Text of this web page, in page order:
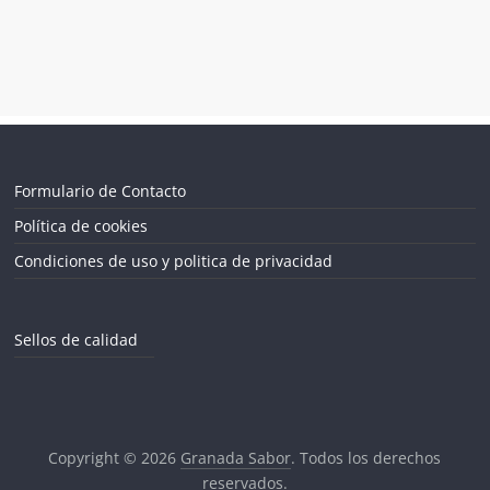
Formulario de Contacto
Política de cookies
Condiciones de uso y politica de privacidad
Sellos de calidad
Copyright © 2026 Granada Sabor. Todos los derechos
reservados.